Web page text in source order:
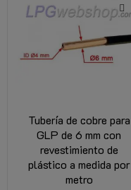
Tubería de cobre para
GLP de 6 mm con
revestimiento de
plástico a medida por
metro